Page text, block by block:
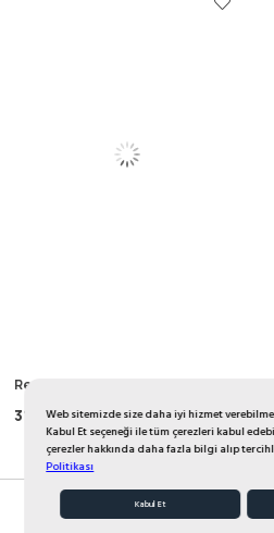
Web sitemizde size daha iyi hizmet
Kabul Et seçeneği ile tüm çerezleri kabul
çerezler hakkında daha fazla bilgi alıp
Politikası
Kabul Et
Reglan Kol Patlı Basıc Takım 1-8
318,40 TL 490,88 TL
Anasayfa Sepetim